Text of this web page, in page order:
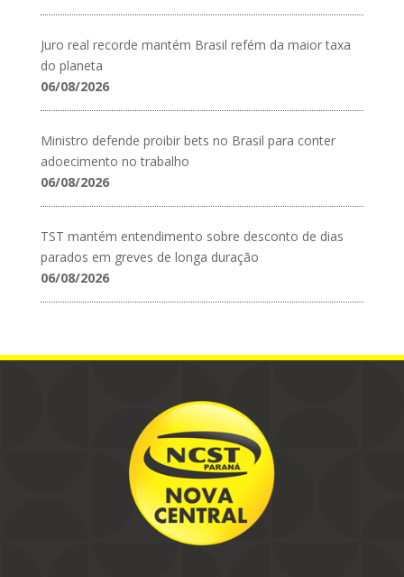
Juro real recorde mantém Brasil refém da maior taxa
do planeta
06/08/2026
Ministro defende proibir bets no Brasil para conter
adoecimento no trabalho
06/08/2026
TST mantém entendimento sobre desconto de dias
parados em greves de longa duração
06/08/2026